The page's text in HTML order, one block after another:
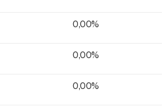
0,00%
0,00%
0,00%